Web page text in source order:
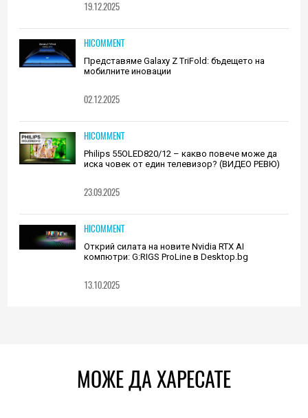
19.12.2025
HICOMMENT
Представяме Galaxy Z TriFold: бъдещето на
мобилните иновации
02.12.2025
HICOMMENT
Philips 55OLED820/12 – какво повече може да
иска човек от един телевизор? (ВИДЕО РЕВЮ)
23.09.2025
HICOMMENT
Открий силата на новите Nvidia RTX AI
компютри: G:RIGS ProLine в Desktop.bg
13.10.2025
МОЖЕ ДА ХАРЕСАТЕ